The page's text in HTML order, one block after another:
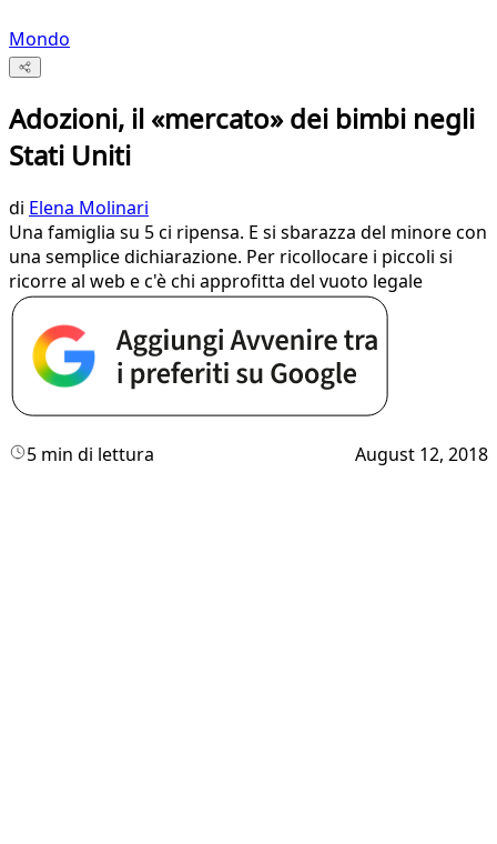
Mondo
Adozioni, il «mercato» dei bimbi negli
Stati Uniti
di Elena Molinari
Una famiglia su 5 ci ripensa. E si sbarazza del minore con
una semplice dichiarazione. Per ricollocare i piccoli si
ricorre al web e c'è chi approfitta del vuoto legale
5 min di lettura August 12, 2018